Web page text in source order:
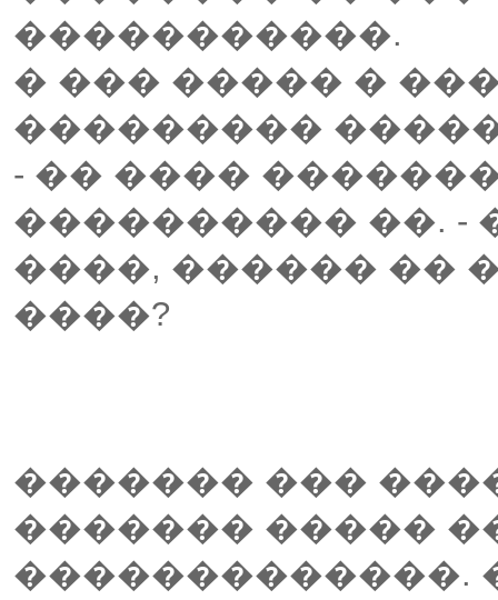
�����������.
� ��� ����� �
���������
- �� ����
���������� ��. -
����, ������ ��
����?
������� ���
������� �����
�������������.